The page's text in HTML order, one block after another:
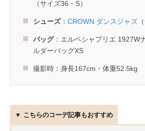
（サイズ36・S）
シューズ： CROWN ダンスジャズ
バッグ：エルベシャプリエ 1927W
ルダーバッグXS
撮影時：身長167cm・体重52.5kg
▼ こちらのコーデ記事もおすすめ